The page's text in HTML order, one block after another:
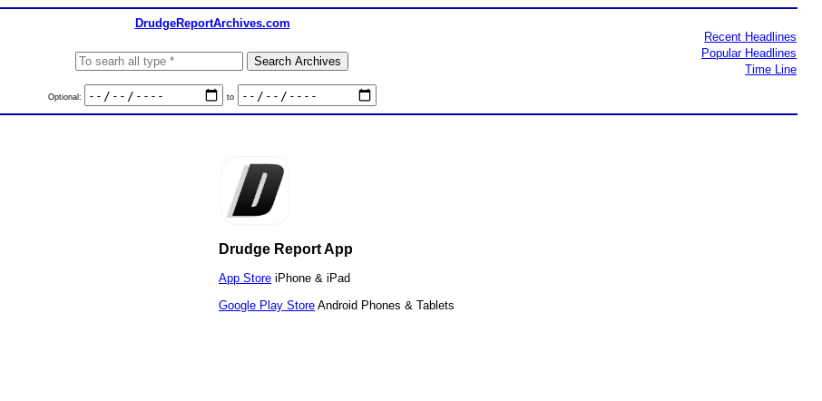
DrudgeReportArchives.com
Optional: to
Recent Headlines
Popular Headlines
Time Line
Drudge Report App
App Store iPhone & iPad
Google Play Store Android Phones & Tablets